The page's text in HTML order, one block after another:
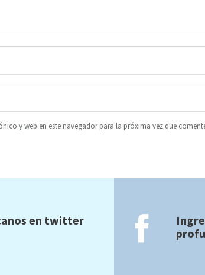
y web en este navegador para la próxima vez que
en twitter